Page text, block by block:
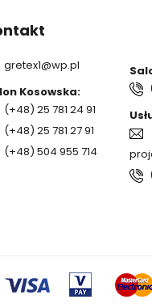
gretex1@wp.pl
Kosowska:
(+48) 25 781 24 91
(+48) 25 781 27 91
(+48) 504 955 714